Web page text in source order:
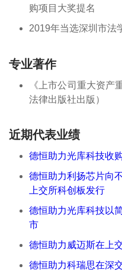
购项目大奖提名
2019年当选深圳市法
专业著作
《上市公司重大资产
法律出版社出版）
近期代表业绩
德恒助力光库科技收
德恒助力利扬芯片向
上交所科创板发行
德恒助力光库科技以
市
德恒助力威迈斯在上
德恒助力科瑞思在深